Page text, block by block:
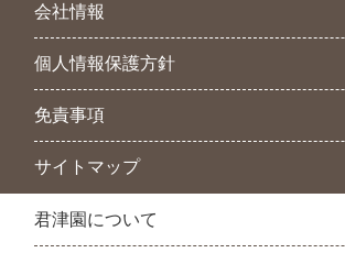
会社情報
個人情報保護方針
免責事項
サイトマップ
君津園について